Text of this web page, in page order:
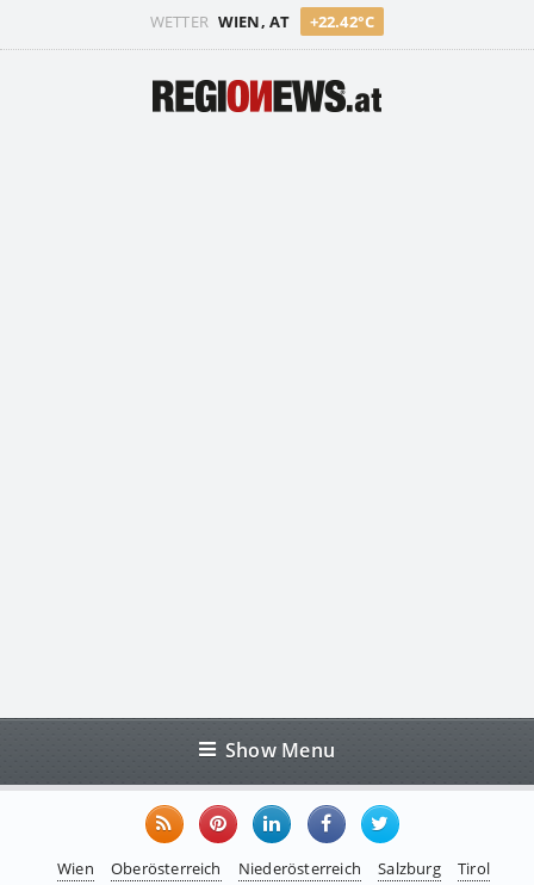
WETTER WIEN, AT +22.42°C
Show Menu
Wien Oberösterreich Niederösterreich Salzburg
Tirol